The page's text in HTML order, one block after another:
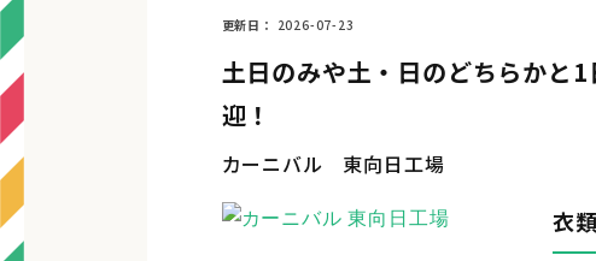
更新日 2026-07-23
土日のみや土・日のどちらかと
迎！
カーニバル 東向日工場
衣